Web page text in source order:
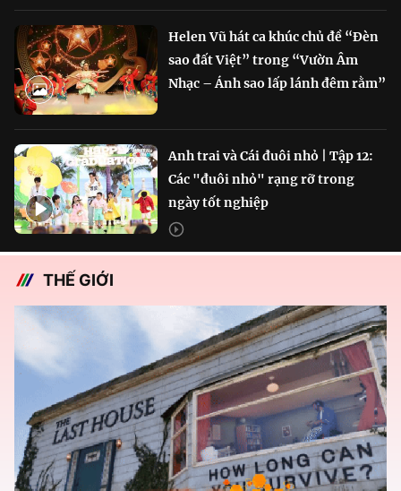
Helen Vũ hát ca khúc chủ đề “Đèn
sao đất Việt” trong “Vườn Âm
Nhạc – Ánh sao lấp lánh đêm rằm”
Anh trai và Cái đuôi nhỏ | Tập 12:
Các "đuôi nhỏ" rạng rỡ trong
ngày tốt nghiệp
THẾ GIỚI